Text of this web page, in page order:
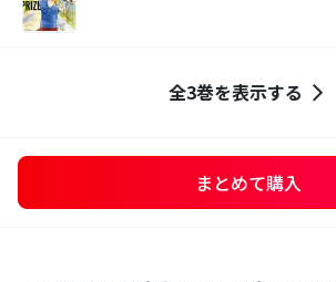
全3巻を表示する
まとめて購入